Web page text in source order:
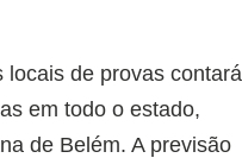
de provas contará
em todo o estado,
de Belém. A previsão